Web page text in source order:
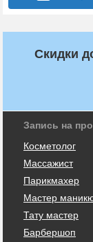
Скидки
Запись на
Косметолог
Массажист
Парикмахер
Мастер
Тату мастер
Барбершоп